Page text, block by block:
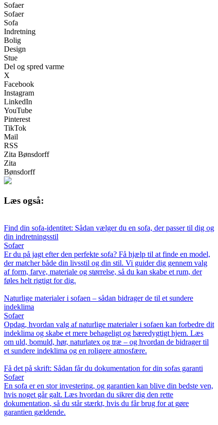
Sofaer
Sofaer
Sofa
Indretning
Bolig
Design
Stue
Del og spred varme
X
Facebook
Instagram
LinkedIn
YouTube
Pinterest
TikTok
Mail
RSS
Zita Bønsdorff
Zita
Bønsdorff
Læs også:
Find din sofa-identitet: Sådan vælger du en sofa, der passer til dig og
din indretningsstil
Sofaer
Er du på jagt efter den perfekte sofa? Få hjælp til at finde en model,
der matcher både din livsstil og din stil. Vi guider dig gennem valg
af form, farve, materiale og størrelse, så du kan skabe et rum, der
føles helt rigtigt for dig.
Naturlige materialer i sofaen – sådan bidrager de til et sundere
indeklima
Sofaer
Opdag, hvordan valg af naturlige materialer i sofaen kan forbedre dit
indeklima og skabe et mere behageligt og bæredygtigt hjem. Læs
om uld, bomuld, hør, naturlatex og træ – og hvordan de bidrager til
et sundere indeklima og en roligere atmosfære.
Få det på skrift: Sådan får du dokumentation for din sofas garanti
Sofaer
En sofa er en stor investering, og garantien kan blive din bedste ven,
hvis noget går galt. Læs hvordan du sikrer dig den rette
dokumentation, så du står stærkt, hvis du får brug for at gøre
garantien gældende.